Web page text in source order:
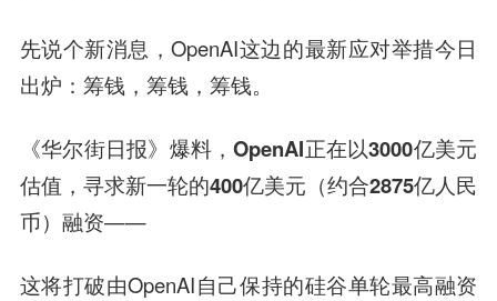
先说个新消息，OpenAI这边的最新应对举措今日
出炉：筹钱，筹钱，筹钱。
《华尔街日报》爆料，OpenAI正在以3000亿美元
估值，寻求新一轮的400亿美元（约合2875亿人民
币）融资——
这将打破由OpenAI自己保持的硅谷单轮最高融资